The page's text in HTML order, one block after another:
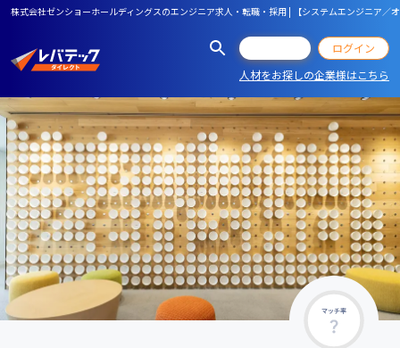
株式会社ゼンショーホールディングスのエンジニア求人・転職・採用 | 【システムエンジニア／
ログイン
人材をお探しの企業様はこちら
マッチ率